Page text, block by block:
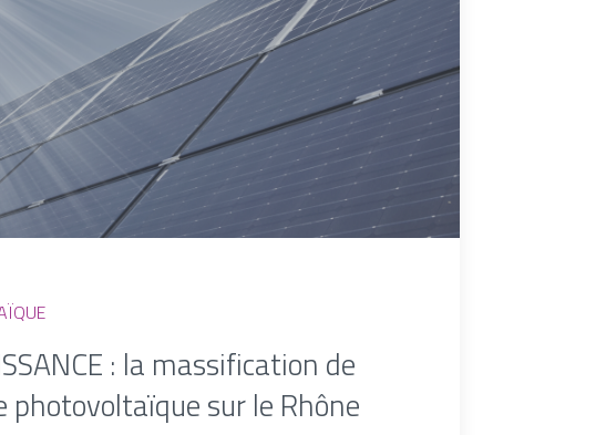
: la massification de
photovoltaïque sur le Rhône